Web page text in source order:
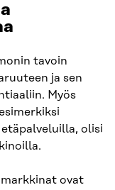
tavoin
ja sen
Myös
olisi
ovat